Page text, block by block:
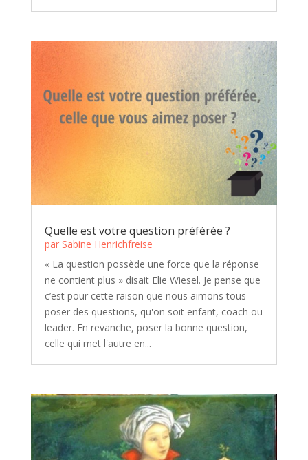
Quelle est votre question préférée ?
par Sabine Henrichfreise
« La question possède une force que la réponse
ne contient plus » disait Elie Wiesel. Je pense que
c’est pour cette raison que nous aimons tous
poser des questions, qu'on soit enfant, coach ou
leader. En revanche, poser la bonne question,
celle qui met l'autre en...